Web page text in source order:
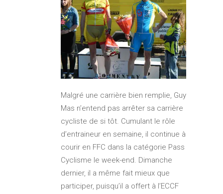
Malgré une carrière bien remplie, Guy
Mas n’entend pas arrêter sa carrière
cycliste de si tôt. Cumulant le rôle
d’entraineur en semaine, il continue à
courir en FFC dans la catégorie Pass
Cyclisme le week-end. Dimanche
dernier, il a même fait mieux que
participer, puisqu’il a offert à l’ECCF